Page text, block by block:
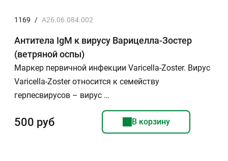
1169 / A26.06.084.002
Антитела IgМ к вирусу Варицелла-Зостер
(ветряной оспы)
Маркер первичной инфекции Varicella-Zoster. Вирус
Varicella-Zoster относится к семейству
герпесвирусов – вирус …
500 руб В корзину